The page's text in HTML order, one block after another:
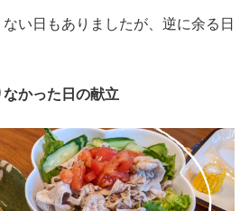
ない日もありましたが、逆に余る日
なかった日の献立